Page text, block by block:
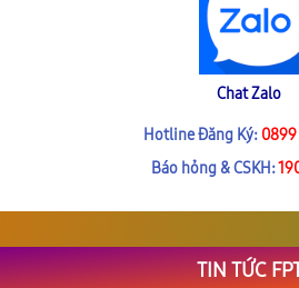
Chat Zalo
Hotline Đăng Ký:
Báo hỏng & CSKH:
TIN TỨC